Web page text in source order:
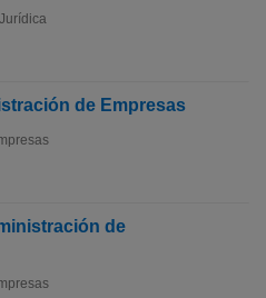
de Empresas
de